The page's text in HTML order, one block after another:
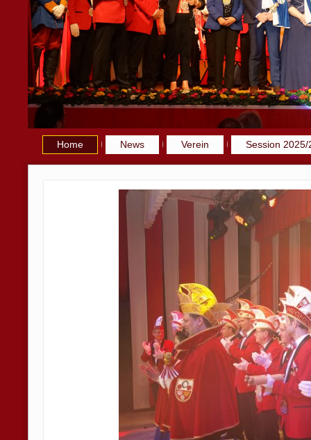
Home News Verein Session 2025/